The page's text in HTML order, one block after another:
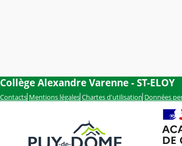
Collège Alexandre Varenne - ST-ELOY
Contacts Mentions légales Chartes d'utilisation Données